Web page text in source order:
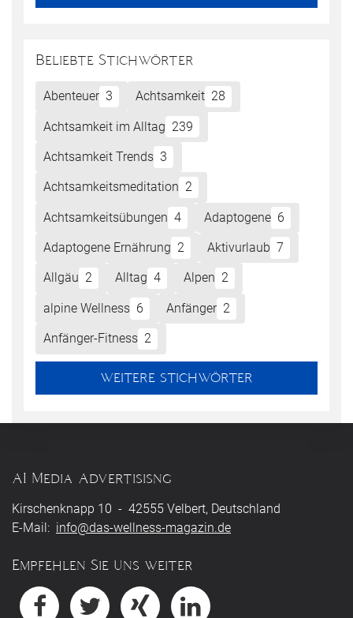
Beliebte Stichwörter
Abenteuer 3 Achtsamkeit 28
Achtsamkeit im Alltag 239
Achtsamkeit Trends 3
Achtsamkeitsmeditation 2
Achtsamkeitsübungen 4 Adaptogene 6
Adaptogene Ernährung 2 Aktivurlaub 7
Allgäu 2 Alltag 4 Alpen 2
alpine Wellness 6 Anfänger 2
Anfänger-Fitness 2
WEITERE STICHWÖRTER
AI Media Advertisisng
Kirschenknapp 10 - 42555 Velbert, Deutschland
E-Mail: info@das-wellness-magazin.de
Empfehlen Sie uns weiter